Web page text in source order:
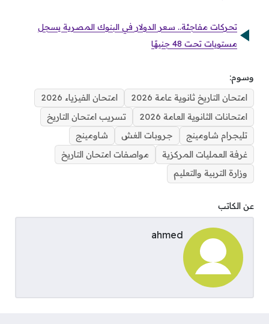
تحركات مفاجئة.. سعر الدولار في البنوك المصرية يسجل
مستويات تحت 48 جنيهًا
وسوم:
امتحان التاريخ ثانوية عامة 2026
امتحان الفيزياء 2026
امتحانات الثانوية العامة 2026
تسريب امتحان التاريخ
تليجرام شاومينج
جروبات الغش
شاومينج
غرفة العمليات المركزية
مواصفات امتحان التاريخ
وزارة التربية والتعليم
عن الكاتب
ahmed